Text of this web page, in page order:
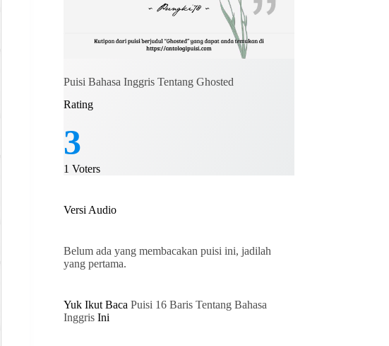
Puisi Bahasa Inggris Tentang Ghosted
Rating
3
1 Voters
Versi Audio
Belum ada yang membacakan puisi ini, jadilah
yang pertama.
Yuk Ikut BacaPuisi 16 Baris Tentang Bahasa
InggrisIni